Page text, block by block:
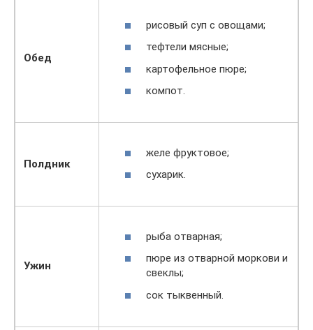
Обед
рисовый суп с овощами;
тефтели мясные;
картофельное пюре;
компот.
Полдник
желе фруктовое;
сухарик.
Ужин
рыба отварная;
пюре из отварной моркови и
свеклы;
сок тыквенный.